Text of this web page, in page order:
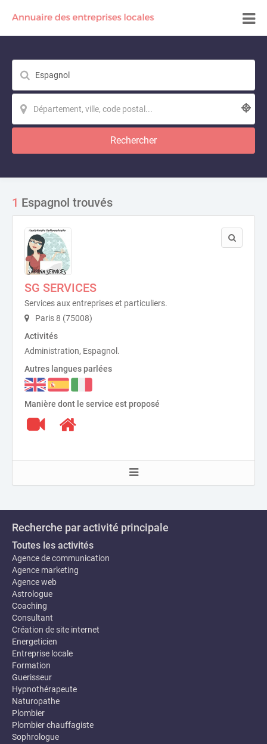
Rechercher
1 Espagnol trouvés
SG SERVICES
Services aux entreprises et particuliers.
Paris 8 (75008)
Activités
Administration, Espagnol.
Autres langues parlées
Manière dont le service est proposé
Recherche par activité principale
Toutes les activités
Agence de communication
Agence marketing
Agence web
Astrologue
Coaching
Consultant
Création de site internet
Energeticien
Entreprise locale
Formation
Guerisseur
Hypnothérapeute
Naturopathe
Plombier
Plombier chauffagiste
Sophrologue